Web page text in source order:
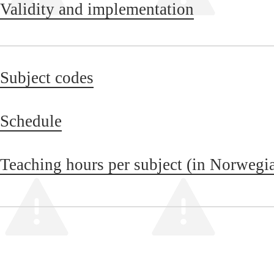
Validity and implementation
Subject codes
Schedule
Teaching hours per subject (in